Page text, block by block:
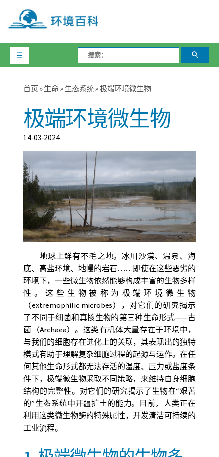
☰
首页» 生命» 生态系统» 极端环境微生物
极端环境微生物
14-03-2024
地球上鲜有不毛之地。冰川沙漠、温泉、海
底、高盐环境、地幔的岩石……即使在这些恶劣的
环境下，一些微生物依然能够构成丰富的生物多样
性。这些生物被称为极端环境微生物
（extremophilic microbes），对它们的研究揭示
了不同于细菌和真核生物的第三种生命形式——古
菌（Archaea）。这类有机体大量存在于环境中，
与我们的细胞存在进化上的关联，其表现出的独特
模式有助于理解复杂细胞过程的起源与运作。在任
何其他生命形式都无法存活的温度、压力或盐度条
件下，极端微生物采取不同策略，来维持自身细胞
结构的完整性。对它们的研究揭示了生物在“艰苦
的”生态系统中开疆扩土的能力。目前，人类正在
利用这类微生物酶的特殊属性，开发清洁可持续的
工业流程。